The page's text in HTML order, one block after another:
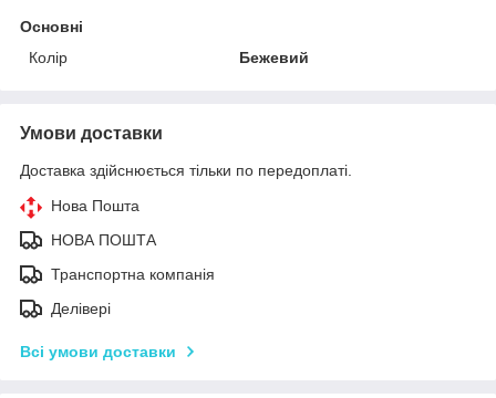
Основні
Колір
Бежевий
Умови доставки
Доставка здійснюється тільки по передоплаті.
Нова Пошта
НОВА ПОШТА
Транспортна компанія
Делівері
Всі умови доставки